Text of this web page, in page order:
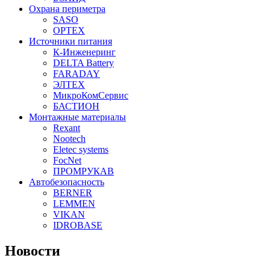
Охрана периметра
SASO
OPTEX
Источники питания
К-Инженеринг
DELTA Battery
FARADAY
ЭЛТЕХ
МикроКомСервис
БАСТИОН
Монтажные материалы
Rexant
Nootech
Eletec systems
FocNet
ПРОМРУКАВ
Автобезопасность
BERNER
LEMMEN
VIKAN
IDROBASE
Новости